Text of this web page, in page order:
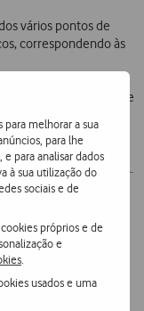
para melhorar a sua
para lhe
para analisar dados
à sua utilização do
sociais e de
próprios e de
e
usados e uma
vários pontos de
correspondendo às
intenso programa de
de outros centros
Centros Comerciais
estando a ser
Monumental.
e soluções
próprias
de 100 novas
Nesse programa
dimensões e